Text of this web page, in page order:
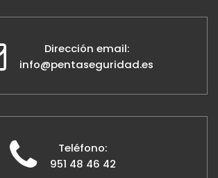
Dirección email:
info@pentaseguridad.es
Teléfono:
951 48 46 42